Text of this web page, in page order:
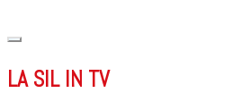
LA SIL IN TV